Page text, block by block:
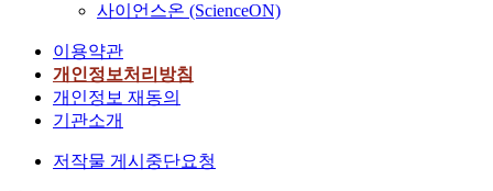
사이언스온 (ScienceON)
이용약관
개인정보처리방침
개인정보 재동의
기관소개
저작물 게시중단요청